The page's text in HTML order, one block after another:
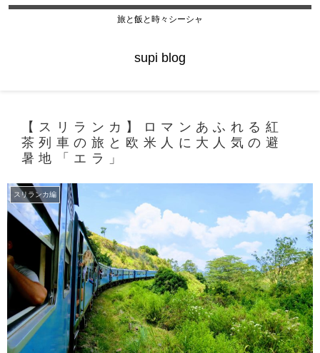
旅と飯と時々シーシャ
supi blog
【スリランカ】ロマンあふれる紅
茶列車の旅と欧米人に大人気の避
暑地「エラ」
スリランカ編